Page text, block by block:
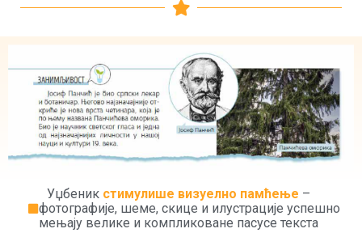
Уџбеник стимулише визуелно памћење –
фотографије, шеме, скице и илустрације успешно
мењају велике и компликоване пасусе текста